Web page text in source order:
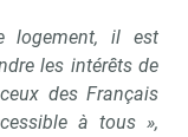
logement, il est
les intérêts de
des Français
à tous »,